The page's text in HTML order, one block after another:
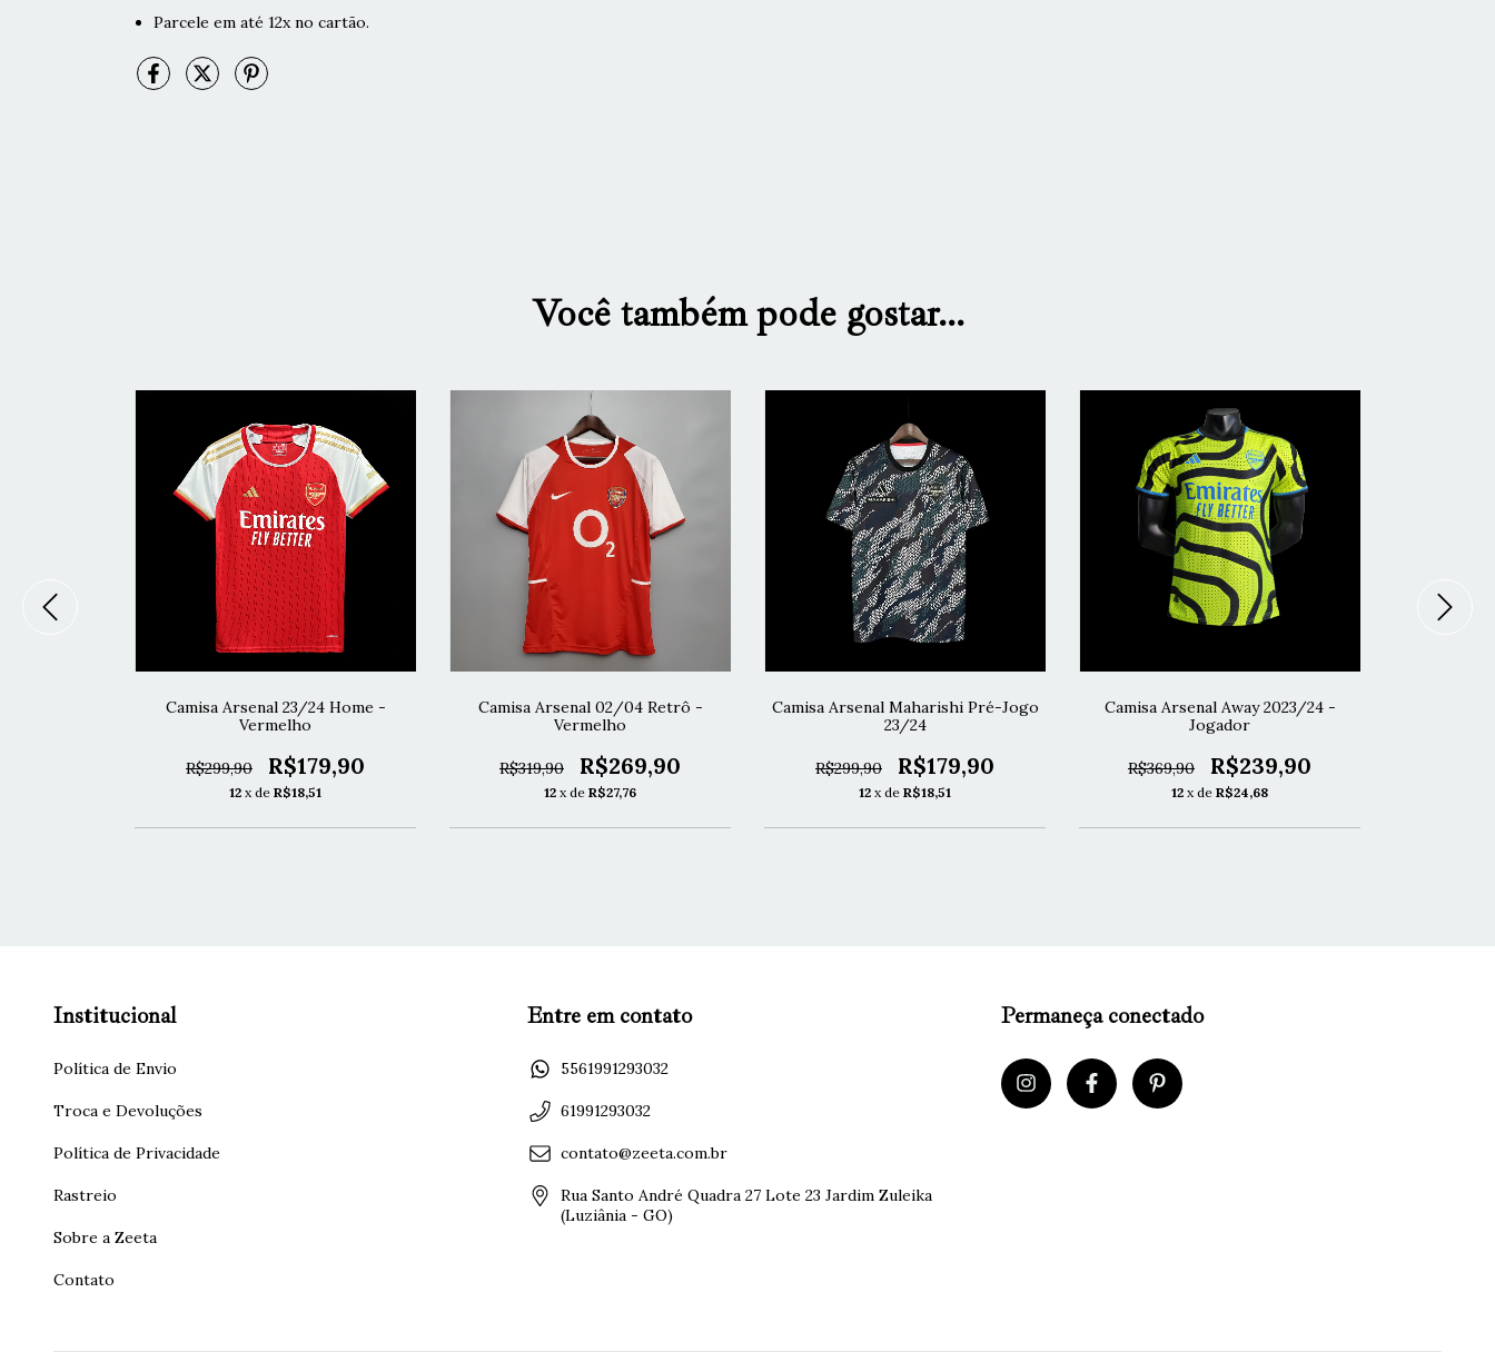
Parcele em até 12x no cartão.
Você também pode gostar...
Camisa Arsenal 23/24 Home -
Vermelho
R$299,90 R$179,90
12 x de R$18,51
Camisa Arsenal 02/04 Retrô -
Vermelho
R$319,90 R$269,90
12 x de R$27,76
Camisa Arsenal Maharishi Pré-Jogo
23/24
R$299,90 R$179,90
12 x de R$18,51
Camisa Arsenal Away 2023/24 -
Jogador
R$369,90 R$239,90
12 x de R$24,68
Institucional
Política de Envio
Troca e Devoluções
Política de Privacidade
Rastreio
Sobre a Zeeta
Contato
Entre em contato
5561991293032
61991293032
contato@zeeta.com.br
Rua Santo André Quadra 27 Lote 23 Jardim Zuleika
(Luziânia - GO)
Permaneça conectado